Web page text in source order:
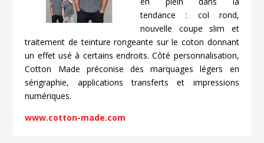
tendance : col rond,
nouvelle coupe slim et
traitement de teinture rongeante sur le coton donnant
un effet usé à certains endroits. Côté personnalisation,
Cotton Made préconise des marquages légers en
sérigraphie, applications transferts et impressions
numériques.
www.cotton-made.com